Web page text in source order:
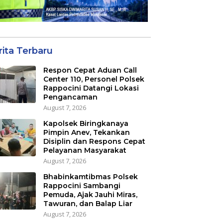
Terbaru
Respon Cepat Aduan Call
Center 110, Personel Polsek
Rappocini Datangi Lokasi
Pengancaman
August 7, 2026
Kapolsek Biringkanaya
Pimpin Anev, Tekankan
Disiplin dan Respons Cepat
Pelayanan Masyarakat
August 7, 2026
Bhabinkamtibmas Polsek
Rappocini Sambangi
Pemuda, Ajak Jauhi Miras,
Tawuran, dan Balap Liar
August 7, 2026